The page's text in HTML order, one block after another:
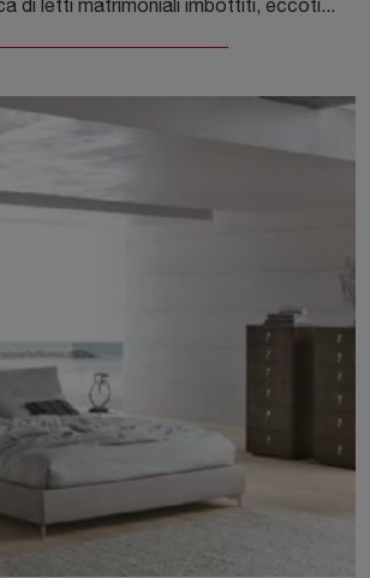
Se sei alla ricerca di letti matrimoniali imbottiti, eccoti il modello Maya in pelle per valorizzare la zona notte.